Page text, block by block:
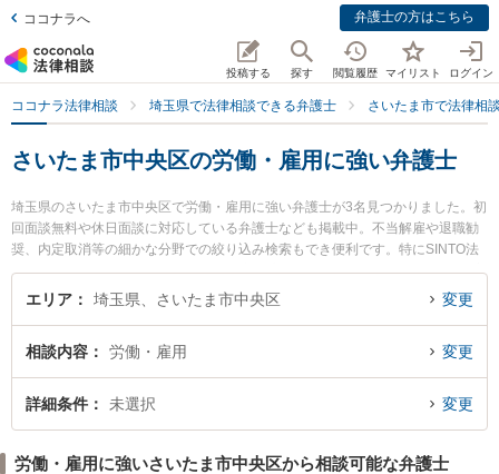
ココナラへ 弁護士の方はこちら
投稿する 探す 閲覧履歴 マイリスト ログイン
ココナラ法律相談 埼玉県で法律相談できる弁護士 さいたま市で法律相
さいたま市中央区の労働・雇用に強い弁護士
埼玉県のさいたま市中央区で労働・雇用に強い弁護士が3名見つかりました。初
回面談無料や休日面談に対応している弁護士なども掲載中。不当解雇や退職勧
奨、内定取消等の細かな分野での絞り込み検索もでき便利です。特にSINTO法
律事務所の鈴木 秀二弁護士やさいたま新都心法律事務所の眞砂 一也弁護士、安
里総合法律事務所の安里 国之助弁護士のプロフィール情報や弁護士費用、強み
の実績豊富な近くの弁護士を検索したい』『初回相談無料で労働・雇用を法律
相談できるさいたま市中央区内の弁護士に相談予約したい』などでお困りの相
談者さんにおすすめです。
エリア 埼玉県、さいたま市中央区 変更
相談内容 労働・雇用 変更
詳細条件 未選択 変更
労働・雇用に強いさいたま市中央区から相談可能な弁護士